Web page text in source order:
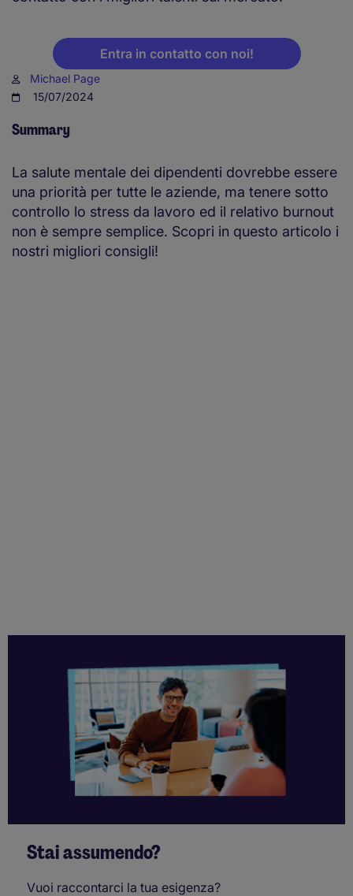
Entra in contatto con noi!
Michael Page
15/07/2024
Summary
La salute mentale dei dipendenti dovrebbe essere
una priorità per tutte le aziende, ma tenere sotto
controllo lo stress da lavoro ed il relativo burnout
non è sempre semplice. Scopri in questo articolo i
nostri migliori consigli!
Stai assumendo?
Vuoi raccontarci la tua esigenza?